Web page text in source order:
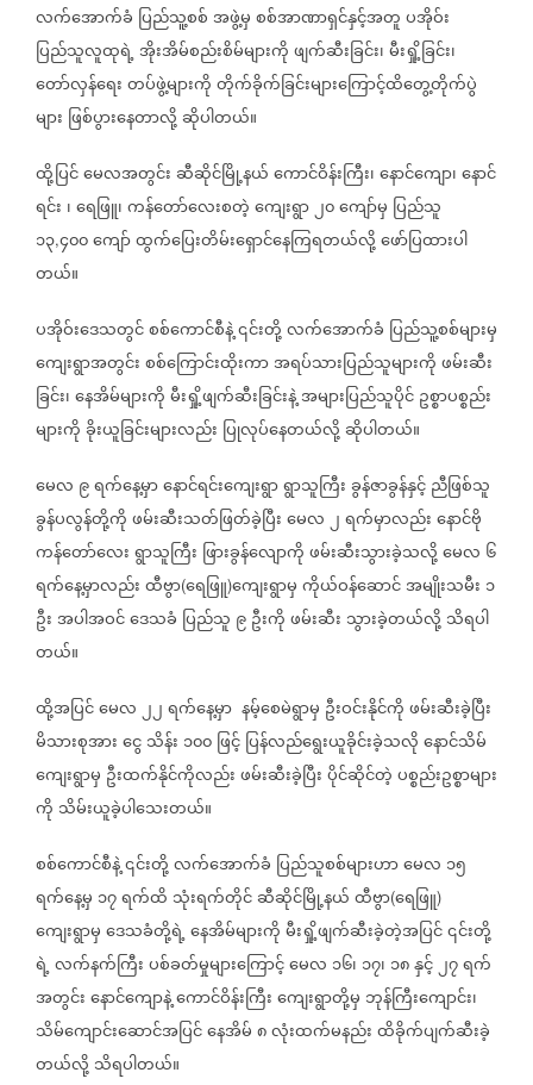
လက်အောက်ခံ ပြည်သူ့စစ်အဖွဲ့မှစစ်အာဏာရှင်နှင့်အတူပအိုဝ်း
ပြည်သူလူထုရဲ့အိုးအိမ်စည်းစိမ်များကိုဖျက်ဆီးခြင်း၊မီးရှို့ခြင်း၊
တော်လှန်ရေးတပ်ဖွဲ့များကိုတိုက်ခိုက်ခြင်းများကြောင့်ထိတွေ့တိုက်ပွဲ
များ ဖြစ်ပွားနေတာလို့ဆိုပါတယ်။
ထို့ပြင်မေလအတွင်းဆီဆိုင်မြို့နယ်ကောင်ဝိန်းကြီး၊နောင်ကျော၊နောင်
ရင်း ၊ရေဖြူ၊ကန်တော်လေးစတဲ့ကျေးရွာ၂၀ကျော်မှ ပြည်သူ
၁၃,၄၀၀ကျော်ထွက်ပြေးတိမ်းရှောင်နေကြရတယ်လို့ဖော်ပြထားပါ
တယ်။
ပအိုဝ်းဒေသတွင်စစ်ကောင်စီနဲ့၎င်းတို့လက်အောက်ခံ ပြည်သူ့စစ်များမှ
ကျေးရွာအတွင်းစစ်ကြောင်းထိုးကာအရပ်သားပြည်သူများကိုဖမ်းဆီး
ခြင်း၊နေအိမ်များကိုမီးရှို့ဖျက်ဆီးခြင်းနဲ့အများပြည်သူပိုင်ဥစ္စာပစ္စည်း
များကိုခိုးယူခြင်းများလည်း ပြုလုပ်နေတယ်လို့ဆိုပါတယ်။
မေလ ၉ရက်နေ့မှာနောင်ရင်းကျေးရွာရွာသူကြီးခွန်ဇာခွန်နှင့်ညီဖြစ်သူ
ခွန်ပလွန်တို့ကိုဖမ်းဆီးသတ်ဖြတ်ခဲ့ပြီးမေလ၂ရက်မှာလည်းနောင်ဗို
ကန်တော်လေးရွာသူကြီး ဖြားခွန်လျောကိုဖမ်းဆီးသွားခဲ့သလို့မေလ ၆
ရက်နေ့မှာလည်းထီဗွာ(ရေဖြူ)ကျေးရွာမှကိုယ်ဝန်ဆောင်အမျိုးသမီး ၁
ဦးအပါအဝင်ဒေသခံ ပြည်သူ ၉ဦးကိုဖမ်းဆီး သွားခဲ့တယ်လို့သိရပါ
တယ်။
ထို့အပြင်မေလ၂၂ရက်နေ့မှာ နမ့်စေမဲရွာမှ ဦးဝင်းနိုင်ကိုဖမ်းဆီးခဲ့ပြီး
မိသားစုအားငွေသိန်း ၁၀၀ဖြင့်ပြန်လည်ရွေးယူခိုင်းခဲ့သလိုနောင်သိမ်
ကျေးရွာမှ ဦးထက်နိုင်ကိုလည်းဖမ်းဆီးခဲ့ပြီးပိုင်ဆိုင်တဲ့ပစ္စည်းဥစ္စာများ
ကို သိမ်းယူခဲ့ပါသေးတယ်။
စစ်ကောင်စီနဲ့၎င်းတို့လက်အောက်ခံ ပြည်သူစစ်များဟာမေလ ၁၅
ရက်နေ့မှ ၁၇ရက်ထိ သုံးရက်တိုင်ဆီဆိုင်မြို့နယ်ထီဗွာ(ရေဖြူ)
ကျေးရွာမှဒေသခံတို့ရဲ့နေအိမ်များကိုမီးရှို့ဖျက်ဆီးခဲ့တဲ့အပြင်၎င်းတို့
ရဲ့လက်နက်ကြီးပစ်ခတ်မှုများကြောင့်မေလ ၁၆၊ ၁၇၊ ၁၈နှင့်၂၇ရက်
အတွင်းနောင်ကျောနဲ့ကောင်ဝိန်းကြီးကျေးရွာတို့မှ ဘုန်ကြီးကျောင်း၊
သိမ်ကျောင်းဆောင်အပြင်နေအိမ်၈လုံးထက်မနည်းထိခိုက်ပျက်ဆီးခဲ့
တယ်လို့သိရပါတယ်။